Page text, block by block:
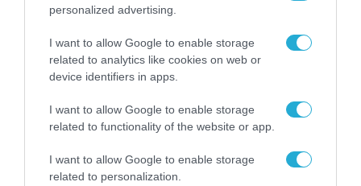
personalized advertising.
I want to allow Google to enable storage
related to analytics like cookies on web or
device identifiers in apps.
I want to allow Google to enable storage
related to functionality of the website or app.
I want to allow Google to enable storage
related to personalization.
08.08.2026 | 09:02